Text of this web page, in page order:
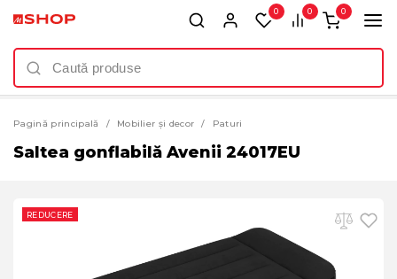
0 0 0
Pagină principală Mobilier și decor Paturi
Saltea gonflabilă Avenii 24017EU
REDUCERE